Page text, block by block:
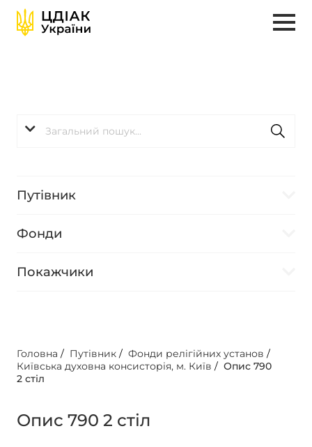
Путівник
Фонди
Покажчики
Головна / Путівник / Фонди релігійних установ /
Київська духовна консисторія, м. Київ / Опис 790
2 стіл
Опис 790 2 стіл